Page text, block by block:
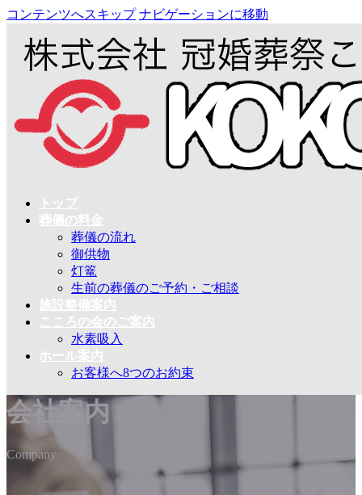
コンテンツへスキップ ナビゲーションに移動
トップ
葬儀の料金
葬儀の流れ
御供物
灯篭
生前の葬儀のご予約・ご相談
施設整備案内
こころの会のご案内
水素吸入
ホール案内
お客様へ8つのお約束
会社案内
Company